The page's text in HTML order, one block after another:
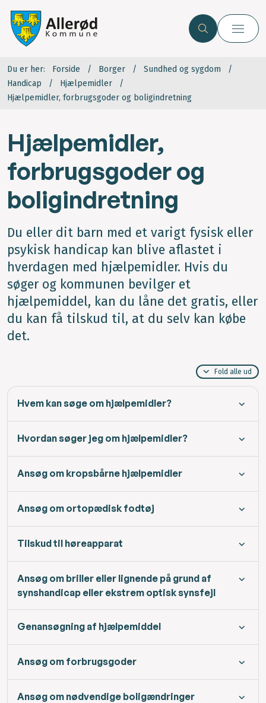
Du er her: Forside Borger
Sundhed og sygdom
Handicap
Hjælpemidler
Hjælpemidler, forbrugsgoder og boligindretning
Hjælpemidler,
forbrugsgoder og
boligindretning
Du eller dit barn med et varigt fysisk eller
psykisk handicap kan blive aflastet i
hverdagen med hjælpemidler. Hvis du
søger og kommunen bevilger et
hjælpemiddel, kan du låne det gratis, eller
du kan få tilskud til, at du selv kan købe
det.
Fold alle ud
Hvem kan søge om hjælpemidler?
Hvordan søger jeg om hjælpemidler?
Ansøg om kropsbårne hjælpemidler
Ansøg om ortopædisk fodtøj
Tilskud til høreapparat
Ansøg om briller eller lignende på grund af
synshandicap eller ekstrem optisk synsfejl
Genansøgning af hjælpemiddel
Ansøg om forbrugsgoder
Ansøg om nødvendige boligændringer